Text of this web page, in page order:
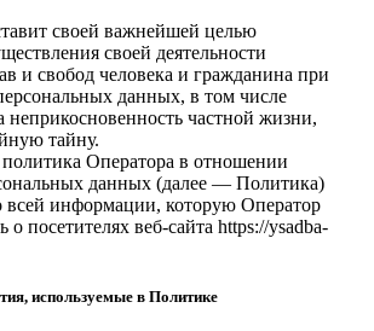
своей важнейшей целью
своей деятельности
и свобод человека и гражданина при
данных, в том числе
неприкосновенность частной жизни,
тайну.
Оператора в отношении
данных (далее — Политика)
всей информации, которую Оператор
о посетителях веб-сайта https://ysadba-
используемые в Политике